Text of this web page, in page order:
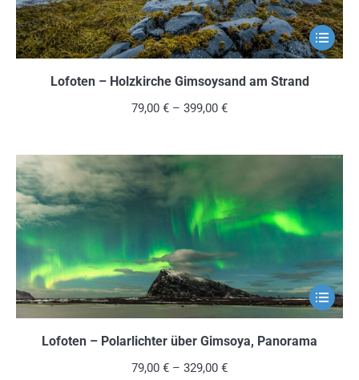
werden
Dieses
Produkt
weist
Optionen
können
auf
der
gewählt
Lofoten – Holzkirche Gimsoysand am Strand
79,00 € – 399,00 €
Dieses
Produkt
weist
Lofoten – Polarlichter über Gimsoya, Panorama
79,00 € – 329,00 €